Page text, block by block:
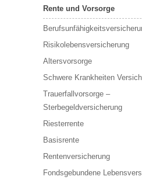
Rente und Vorsorge
Risikolebensversicherung
Altersvorsorge
Schwere Krankheiten
Trauerfallvorsorge –
Sterbegeldversicherung
Riesterrente
Basisrente
Rentenversicherung
Fondsgebundene